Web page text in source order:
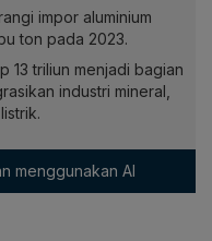
impor aluminium
ton pada 2023.
13 triliun menjadi bagian
industri mineral,
menggunakan AI